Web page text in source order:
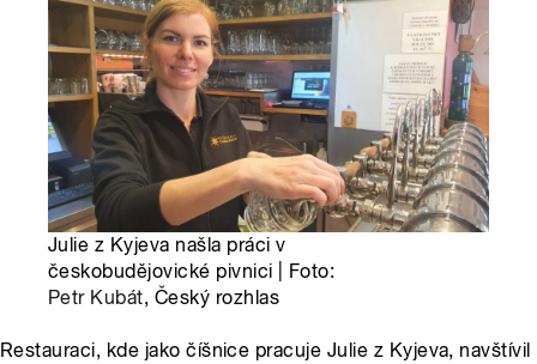
Julie z Kyjeva našla práci v
českobudějovické pivnici | Foto:
Petr Kubát, Český rozhlas
Restauraci, kde jako číšnice pracuje Julie z Kyjeva, navštívil